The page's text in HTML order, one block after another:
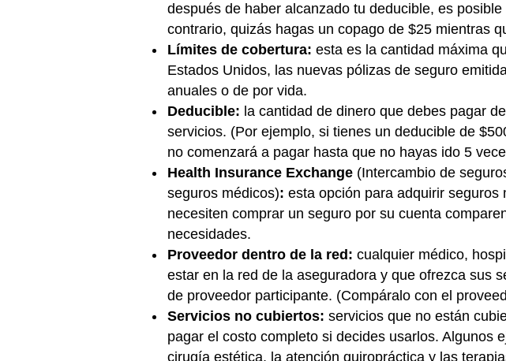
después de haber alcanzado tu deducible, es
contrario, quizás hagas un copago de $25 mientras
Límites de cobertura: esta es la cantidad máxima
Estados Unidos, las nuevas pólizas de seguro
anuales o de por vida.
Deducible: la cantidad de dinero que debes pagar
servicios. (Por ejemplo, si tienes un deducible de
no comenzará a pagar hasta que no hayas ido 5
Health Insurance Exchange (Intercambio de
seguros médicos): esta opción para adquirir
necesiten comprar un seguro por su cuenta
necesidades.
Proveedor dentro de la red: cualquier médico,
estar en la red de la aseguradora y que ofrezca sus
de proveedor participante. (Compáralo con el
Servicios no cubiertos: servicios que no están
pagar el costo completo si decides usarlos. Algunos
cirugía estética, la atención quiropráctica y las